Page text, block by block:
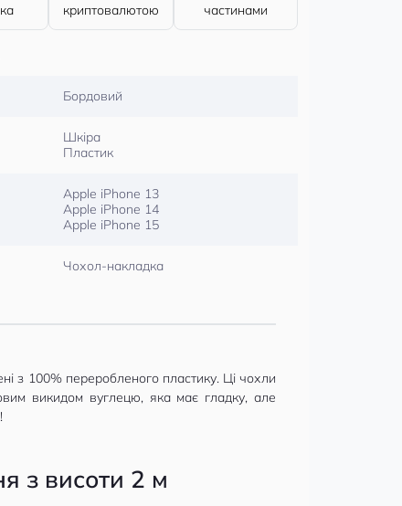
криптовалютою
частинами
Бордовий
Шкіра
Пластик
Apple iPhone 13
Apple iPhone 14
Apple iPhone 15
Чохол-накладка
з 100% переробленого пластику. Ці чохли
викидом вуглецю, яка має гладку, але
з висоти 2 м